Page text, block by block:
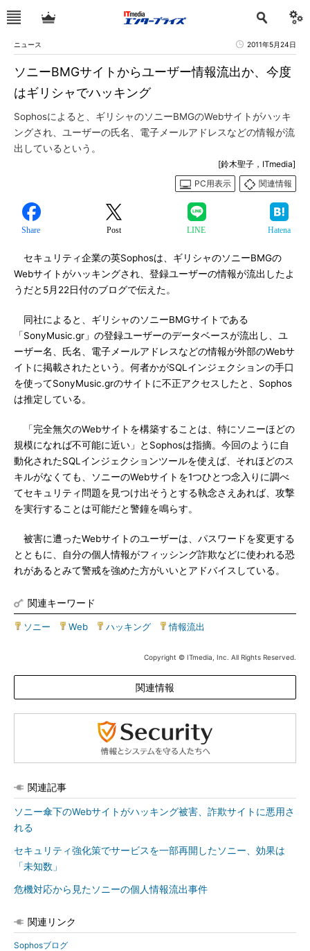
ニュース 2011年5月24日
ソニーBMGサイトからユーザー情報流出か、今度
はギリシャでハッキング
Sophosによると、ギリシャのソニーBMGのWebサイトがハッキ
ングされ、ユーザーの氏名、電子メールアドレスなどの情報が流
出しているという。
[鈴木聖子，ITmedia]
PC用表示
関連情報
Share Post LINE Hatena
セキュリティ企業の英Sophosは、ギリシャのソニーBMGの
Webサイトがハッキングされ、登録ユーザーの情報が流出したよ
うだと5月22日付のブログで伝えた。
同社によると、ギリシャのソニーBMGサイトである
「SonyMusic.gr」の登録ユーザーのデータベースが流出し、ユ
ーザー名、氏名、電子メールアドレスなどの情報が外部のWebサ
イトに掲載されたという。何者かがSQLインジェクションの手口
を使ってSonyMusic.grのサイトに不正アクセスしたと、Sophos
は推定している。
「完全無欠のWebサイトを構築することは、特にソニーほどの
規模になれば不可能に近い」とSophosは指摘。今回のように自
動化されたSQLインジェクションツールを使えば、それほどのス
キルがなくても、ソニーのWebサイトを1つひとつ念入りに調べ
てセキュリティ問題を見つけ出そうとする執念さえあれば、攻撃
を実行することは可能だと警鐘を鳴らす。
被害に遭ったWebサイトのユーザーは、パスワードを変更する
とともに、自分の個人情報がフィッシング詐欺などに使われる恐
れがあるとみて警戒を強めた方がいいとアドバイスしている。
関連キーワード
ソニー Web ハッキング 情報流出
Copyright © ITmedia, Inc. All Rights Reserved.
関連情報
関連記事
ソニー傘下のWebサイトがハッキング被害、詐欺サイトに悪用さ
れる
セキュリティ強化策でサービスを一部再開したソニー、効果は
「未知数」
危機対応から見たソニーの個人情報流出事件
関連リンク
Sophosブログ